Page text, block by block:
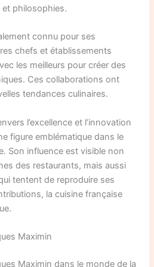
philosophies.
connu pour ses
chefs et établissements
les meilleurs pour créer des
Ces collaborations ont
tendances culinaires.
l’excellence et l’innovation
figure emblématique dans le
Son influence est visible non
des restaurants, mais aussi
tentent de reproduire ses
la cuisine française
Maximin
Maximin dans le monde de la